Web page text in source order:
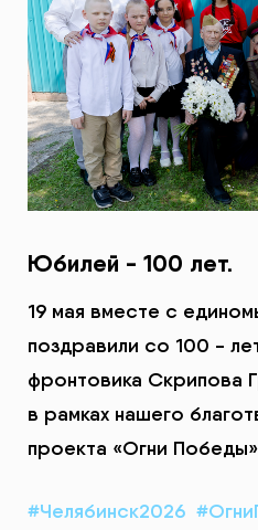
Юбилей - 100 лет.
19 мая вместе с
поздравили со 100 -
фронтовика Скрипова
в рамках нашего
проекта «Огни
#Челябинск2026